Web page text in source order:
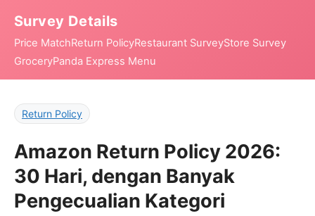
Survey Details
Price MatchReturn PolicyRestaurant SurveyStore Survey
GroceryPanda Express Menu
Return Policy
Amazon Return Policy 2026:
30 Hari, dengan Banyak
Pengecualian Kategori